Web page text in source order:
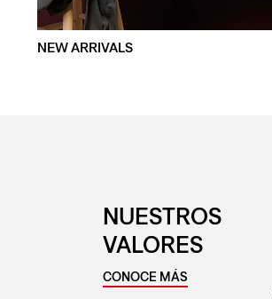
NEW ARRIVALS
NUESTROS
VALORES
CONOCE MÁS